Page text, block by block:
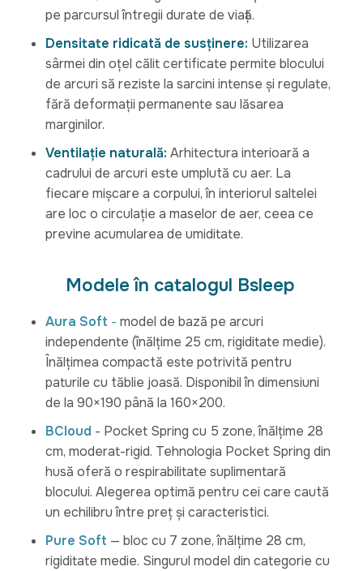
pe parcursul întregii durate de viață.
Densitate ridicată de susținere: Utilizarea
sârmei din oțel călit certificate permite blocului
de arcuri să reziste la sarcini intense și regulate,
fără deformații permanente sau lăsarea
marginilor.
Ventilație naturală: Arhitectura interioară a
cadrului de arcuri este umplută cu aer. La
fiecare mișcare a corpului, în interiorul saltelei
are loc o circulație a maselor de aer, ceea ce
previne acumularea de umiditate.
Modele în catalogul Bsleep
Aura Soft - model de bază pe arcuri
independente (înălțime 25 cm, rigiditate medie).
Înălțimea compactă este potrivită pentru
paturile cu tăblie joasă. Disponibil în dimensiuni
de la 90×190 până la 160×200.
BCloud - Pocket Spring cu 5 zone, înălțime 28
cm, moderat-rigid. Tehnologia Pocket Spring din
husă oferă o respirabilitate suplimentară
blocului. Alegerea optimă pentru cei care caută
un echilibru între preț și caracteristici.
Pure Soft — bloc cu 7 zone, înălțime 28 cm,
rigiditate medie. Singurul model din categorie cu